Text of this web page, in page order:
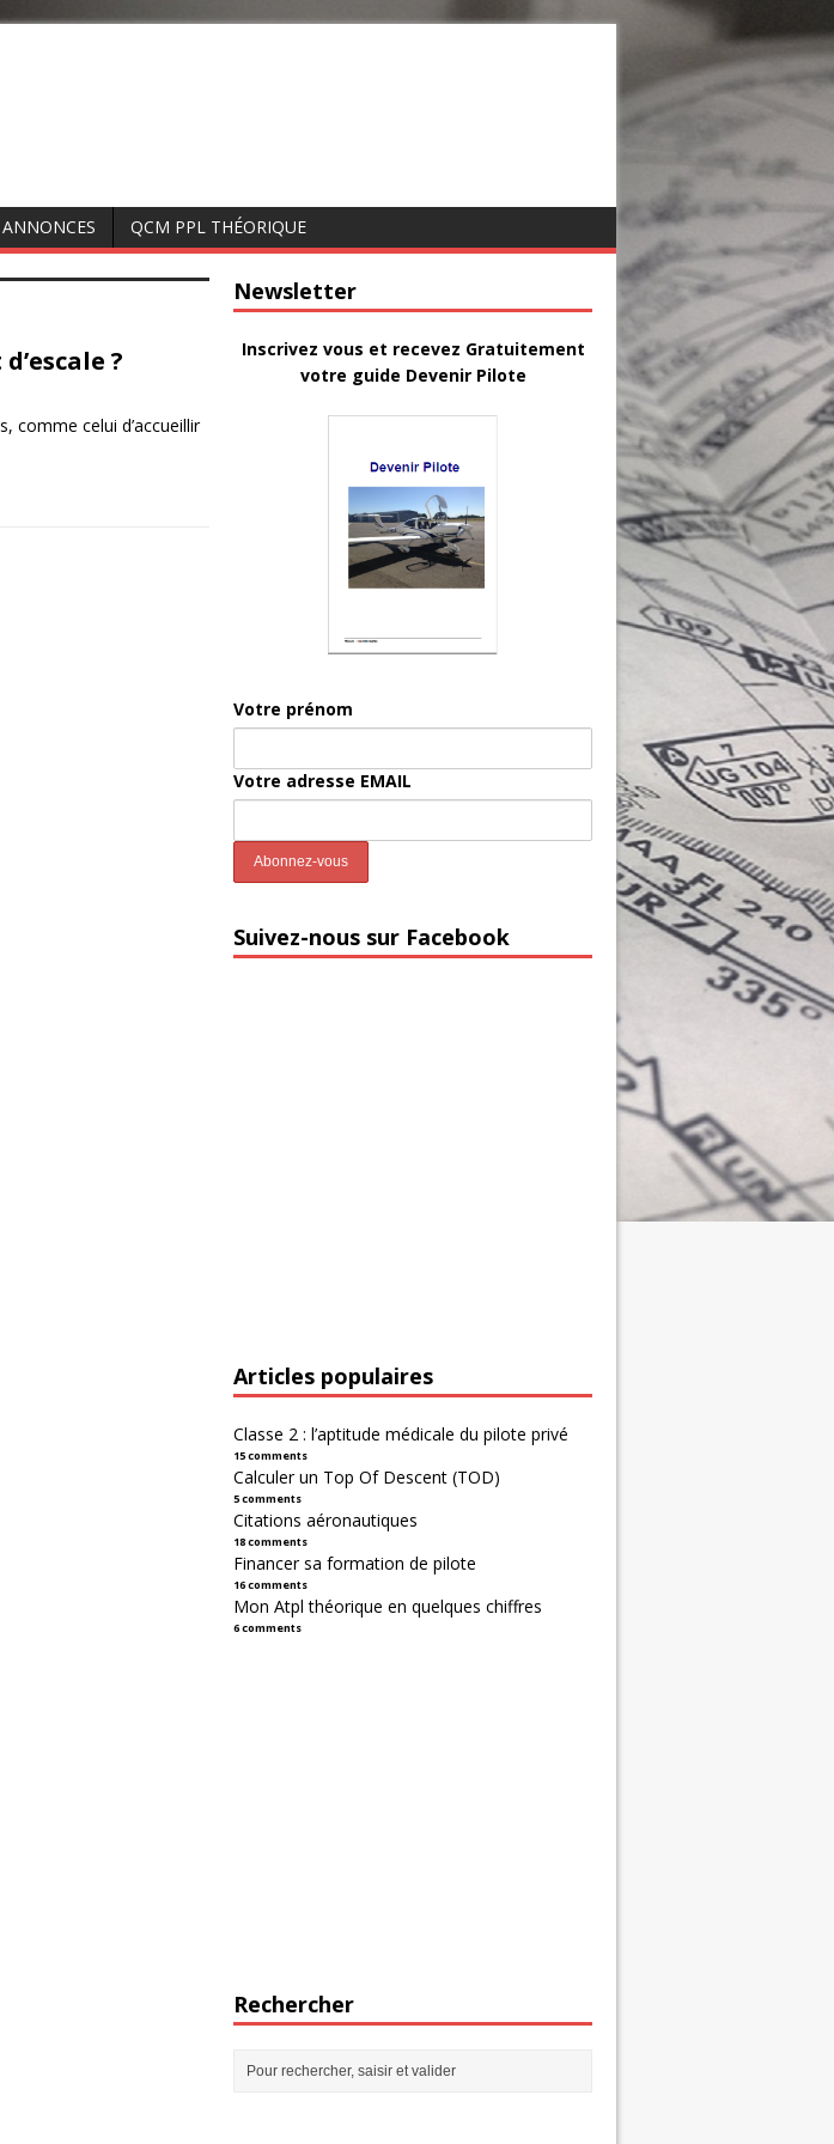
QCM PPL THÉORIQUE
?
comme celui d’accueillir
Newsletter
Inscrivez vous et recevez Gratuitement
votre guide Devenir Pilote
Votre prénom
Votre adresse EMAIL
Suivez-nous sur Facebook
Articles populaires
Classe 2 : l’aptitude médicale du pilote privé
15 comments
Calculer un Top Of Descent (TOD)
5 comments
Citations aéronautiques
18 comments
Financer sa formation de pilote
16 comments
Mon Atpl théorique en quelques chiffres
6 comments
Rechercher